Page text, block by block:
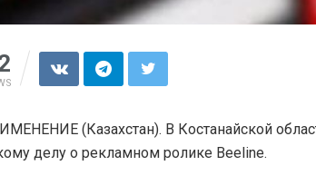
(Казахстан). В Костанайской
делу о рекламном ролике Beeline.